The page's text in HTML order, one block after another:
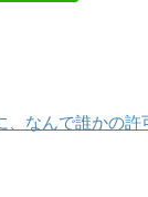
なんで誰かの許